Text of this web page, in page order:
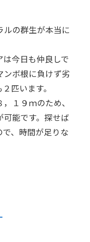
の群生が本当に
今日も仲良しで
ンボ根に負けず劣
匹います。
１９ｍのため、
可能です。探せば
、時間が足りな